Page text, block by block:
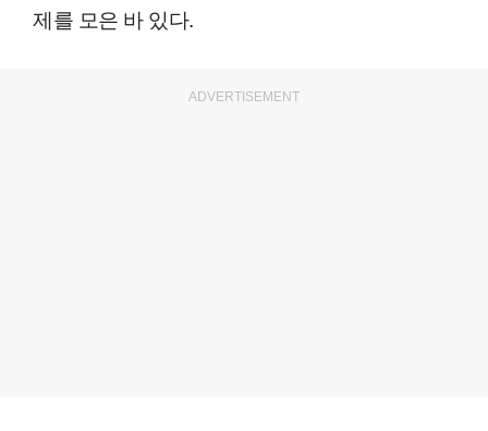
제를 모은 바 있다.
ADVERTISEMENT